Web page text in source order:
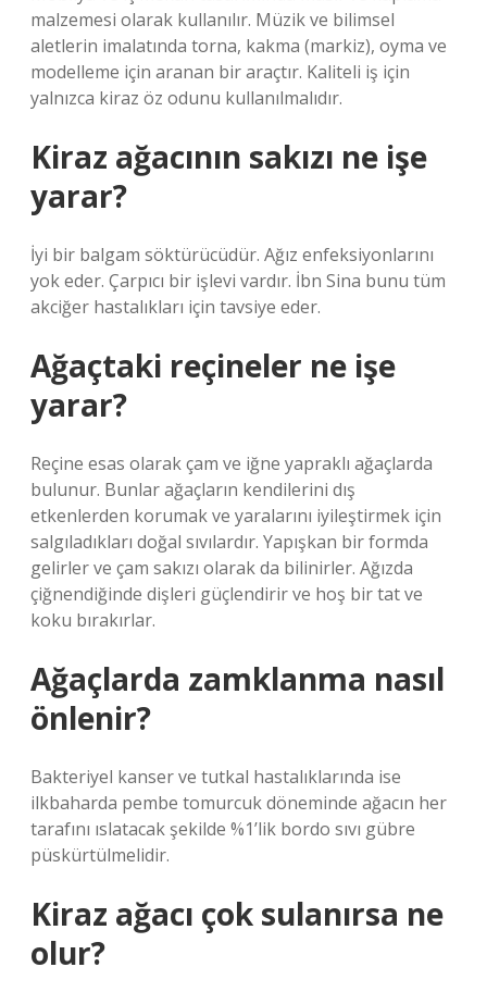
malzemesi olarak kullanılır. Müzik ve bilimsel
aletlerin imalatında torna, kakma (markiz), oyma ve
modelleme için aranan bir araçtır. Kaliteli iş için
yalnızca kiraz öz odunu kullanılmalıdır.
Kiraz ağacının sakızı ne işe
yarar?
İyi bir balgam söktürücüdür. Ağız enfeksiyonlarını
yok eder. Çarpıcı bir işlevi vardır. İbn Sina bunu tüm
akciğer hastalıkları için tavsiye eder.
Ağaçtaki reçineler ne işe
yarar?
Reçine esas olarak çam ve iğne yapraklı ağaçlarda
bulunur. Bunlar ağaçların kendilerini dış
etkenlerden korumak ve yaralarını iyileştirmek için
salgıladıkları doğal sıvılardır. Yapışkan bir formda
gelirler ve çam sakızı olarak da bilinirler. Ağızda
çiğnendiğinde dişleri güçlendirir ve hoş bir tat ve
koku bırakırlar.
Ağaçlarda zamklanma nasıl
önlenir?
Bakteriyel kanser ve tutkal hastalıklarında ise
ilkbaharda pembe tomurcuk döneminde ağacın her
tarafını ıslatacak şekilde %1’lik bordo sıvı gübre
püskürtülmelidir.
Kiraz ağacı çok sulanırsa ne
olur?